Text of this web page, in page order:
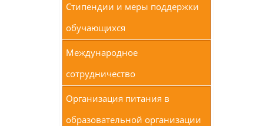
Стипендии и меры поддержки
обучающихся
Международное
сотрудничество
Организация питания в
образовательной организации